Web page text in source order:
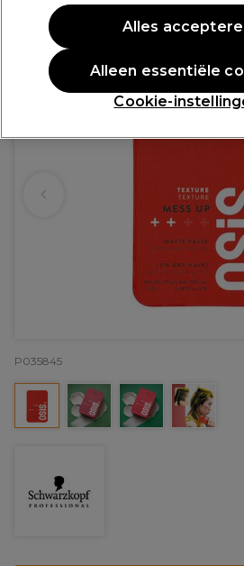
PROMOTIE
P035845
Cookie-
Alleen essentiële
Alles